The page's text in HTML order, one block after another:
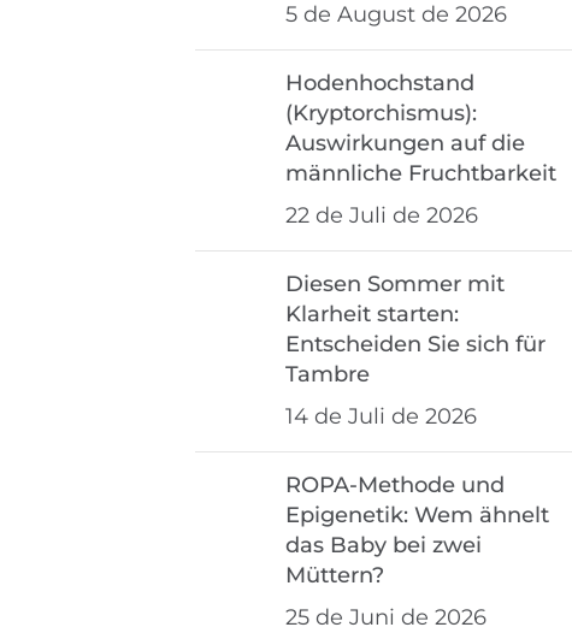
5 de August de 2026
Hodenhochstand
(Kryptorchismus):
Auswirkungen auf die
männliche Fruchtbarkeit
22 de Juli de 2026
Diesen Sommer mit
Klarheit starten:
Entscheiden Sie sich für
Tambre
14 de Juli de 2026
ROPA-Methode und
Epigenetik: Wem ähnelt
das Baby bei zwei
Müttern?
25 de Juni de 2026